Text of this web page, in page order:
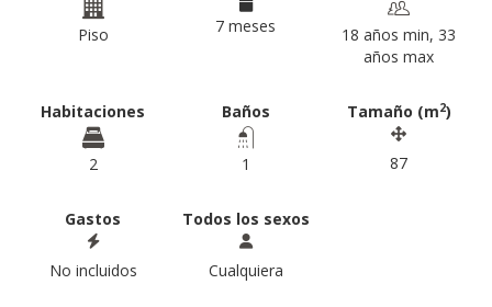
Piso 7 meses
18 años min, 33
años max
Habitaciones
2
Baños
1
Tamaño (m2)
87
Gastos
No incluidos
Todos los sexos
Cualquiera